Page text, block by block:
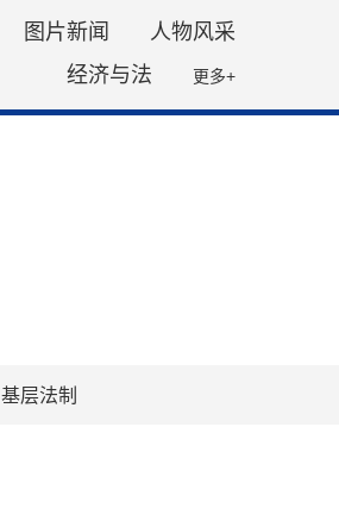
图片新闻
人物风采
经济与法
更多+
基层法制